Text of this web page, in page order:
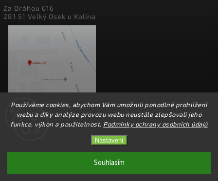
Používáme cookies, abychom Vám umožnili pohodlné prohlížení
webu a díky analýze provozu webu neustále zlepšovali jeho
funkce, výkon a použitelnost. Podmínky ochrany osobních údajů
Nastavení
Souhlasím
Za Dráhou 616
281 51 Velký Osek u Kolína
perfect factory. Všechna práva vyhrazena.
Upravit nastavení cookies